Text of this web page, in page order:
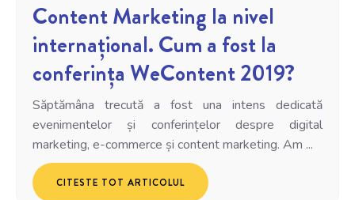
Content Marketing la nivel
internațional. Cum a fost la
conferința WeContent 2019?
Săptămâna trecută a fost una intens dedicată
evenimentelor și conferințelor despre digital
marketing, e-commerce și content marketing. Am ...
CITESTE TOT ARTICOLUL